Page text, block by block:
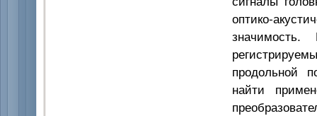
оптико-
значимость.
продольной
найти